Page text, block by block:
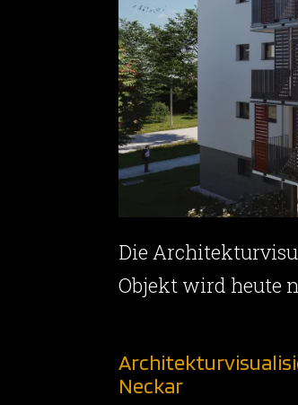
Die
Objekt wird heute
Neckar